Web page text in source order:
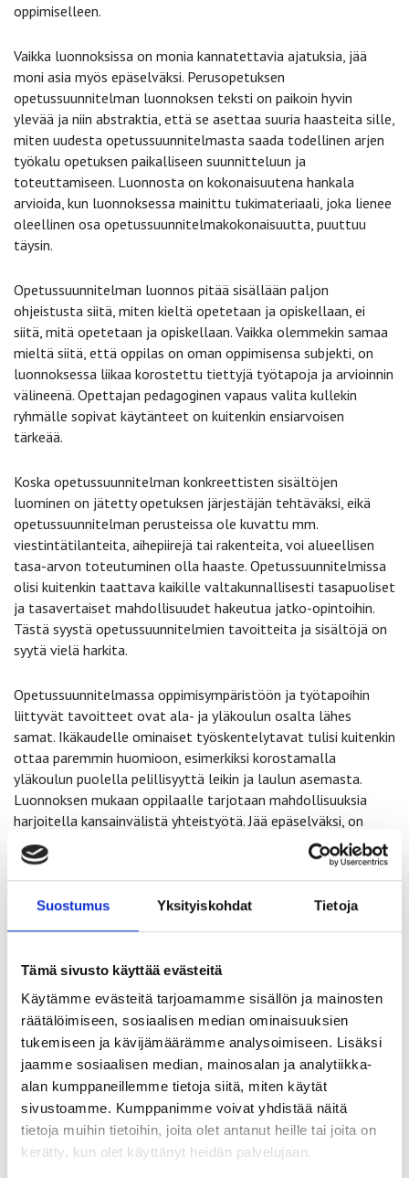
Suostumus Yksityiskohdat Tietoja
Tämä sivusto käyttää evästeitä
Käytämme evästeitä tarjoamamme sisällön ja mainosten
räätälöimiseen, sosiaalisen median ominaisuuksien
tukemiseen ja kävijämäärämme analysoimiseen. Lisäksi
jaamme sosiaalisen median, mainosalan ja analytiikka-
alan kumppaneillemme tietoja siitä, miten käytät
sivustoamme. Kumppanimme voivat yhdistää näitä
tietoja muihin tietoihin, joita olet antanut heille tai joita on
kerätty, kun olet käyttänyt heidän palvelujaan.
oppimiselleen.
Vaikka luonnoksissa on monia kannatettavia ajatuksia, jää
moni asia myös epäselväksi. Perusopetuksen
opetussuunnitelman luonnoksen teksti on paikoin hyvin
ylevää ja niin abstraktia, että se asettaa suuria haasteita sille,
miten uudesta opetussuunnitelmasta saada todellinen arjen
työkalu opetuksen paikalliseen suunnitteluun ja
toteuttamiseen. Luonnosta on kokonaisuutena hankala
arvioida, kun luonnoksessa mainittu tukimateriaali, joka lienee
oleellinen osa opetussuunnitelmakokonaisuutta, puuttuu
täysin.
Opetussuunnitelman luonnos pitää sisällään paljon
ohjeistusta siitä, miten kieltä opetetaan ja opiskellaan, ei
siitä, mitä opetetaan ja opiskellaan. Vaikka olemmekin samaa
mieltä siitä, että oppilas on oman oppimisensa subjekti, on
luonnoksessa liikaa korostettu tiettyjä työtapoja ja arvioinnin
välineenä. Opettajan pedagoginen vapaus valita kullekin
ryhmälle sopivat käytänteet on kuitenkin ensiarvoisen
tärkeää.
Koska opetussuunnitelman konkreettisten sisältöjen
luominen on jätetty opetuksen järjestäjän tehtäväksi, eikä
opetussuunnitelman perusteissa ole kuvattu mm.
viestintätilanteita, aihepiirejä tai rakenteita, voi alueellisen
tasa-arvon toteutuminen olla haaste. Opetussuunnitelmissa
olisi kuitenkin taattava kaikille valtakunnallisesti tasapuoliset
ja tasavertaiset mahdollisuudet hakeutua jatko-opintoihin.
Tästä syystä opetussuunnitelmien tavoitteita ja sisältöjä on
syytä vielä harkita.
Opetussuunnitelmassa oppimisympäristöön ja työtapoihin
liittyvät tavoitteet ovat ala- ja yläkoulun osalta lähes
samat. Ikäkaudelle ominaiset työskentelytavat tulisi kuitenkin
ottaa paremmin huomioon, esimerkiksi korostamalla
yläkoulun puolella pelillisyyttä leikin ja laulun asemasta.
Luonnoksen mukaan oppilaalle tarjotaan mahdollisuuksia
harjoitella kansainvälistä yhteistyötä. Jää epäselväksi, on
kyseinen tavoite opetuksen järjestäjän ja opettajan kannalta
vapaus vai velvollisuus.
Opetussuunnitelman luonnoksessa tuodaan esille arvioinnin
monipuolisuus, mm. itse- ja vertaisarviointi. Oppilaalla tulisi
Luonnoksen mukaan arvioinnin tulee myös antaa oppilaalle
mahdollisuus painottaa itselleen luontevia ilmaisumuotoja.
Tästä jää epäselväksi, onko oppilaalla itse oikeus valita oman
arviointinsa keinot. Päättöarvioinnin kriteerit tulisi
opetussuunnitelmassa kirjoittaa selkeästi auki. Luonnoksessa
käytetyt käsitteet, kuten esimerkiksi ”jonkin verran, alustava
käsitys tai tavanomaisimpia” ovat hyvin subjektiivisia.
Päättöarvioinnin kohdalla tulisi kaikissa kielissä ja
oppimäärissä lisäksi tuoda selkeämmin esille kielitaidon eri
osa-alueet. Luonnoksesta puuttuu myös arvosanasta